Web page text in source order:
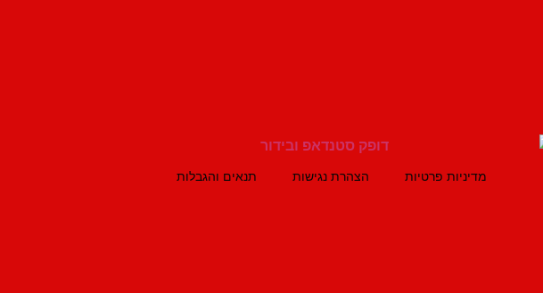
מדיניות פרטיות הצהרת נגישות תנאים והגבלות